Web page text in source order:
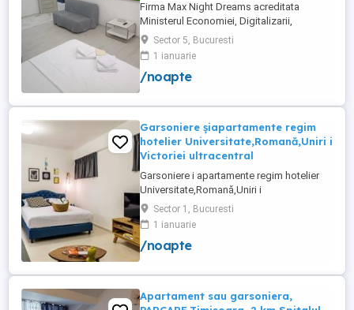
Firma Max Night Dreams acreditata
Ministerul Economiei, Digitalizarii,
Antreprenoriatului si Turismului închiriază
in regim hotelier in zona Drumul Taberei -
Ghencea diferite tipuri de camere Camera
single cu o suprafață totală de 16mp
cu o suprafață totală de ...
Sector 5, Bucuresti
1 ianuarie
/noapte
Garsoniere șiapartamente regim
hotelier Universitate,Romană,Uniri i
Victoriei ultracentral
Garsoniere i apartamente regim hotelier
Universitate,Romană,Uniri i
Victoriei,renovate recent i utilate complet.
Preț: De la 120-200 lei pentru 3 ore Preț
garsoniere 120-200 lei pentru noapte Preț
apartamente 200-300 lei pentru noapte
Sector 1, Bucuresti
1 ianuarie
/noapte
Apartament sau garsoniera,